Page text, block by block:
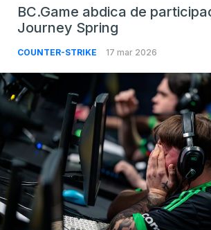
BC.Game abdica de
Journey Spring
COUNTER-STRIKE 17 mar 2026